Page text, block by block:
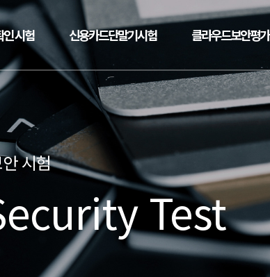
시험 신용카드단말기시험 클라우드보안평가
시험
Test